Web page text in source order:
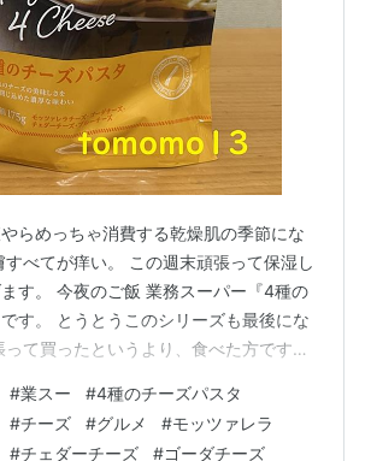
らめっちゃ消費する乾燥肌の季節にな
すべてが痒い。 この週末頑張って保湿し
す。 今夜のご飯 業務スーパー『4種の
す。 とうとうこのシリーズも最後にな
って買ったというより、食べた方です
から2人分食べる。笑 ※過去に食べたシ
部載せています。 リンク 『4種のチー
#業スー #4種のチーズパスタ
#チーズ #グルメ #モッツァレラ
#チェダーチーズ #ゴーダチーズ